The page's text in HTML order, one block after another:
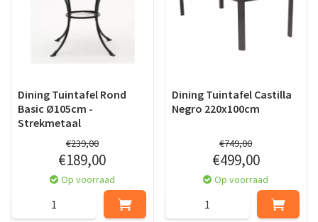
Dining Tuintafel Rond
Basic Ø105cm -
Strekmetaal
€239,00
€189,00
Op voorraad
Dining Tuintafel Castilla
Negro 220x100cm
€749,00
€499,00
Op voorraad